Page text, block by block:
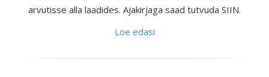
arvutisse alla laadides. Ajakirjaga saad tutvuda SIIN.
Loe edasi